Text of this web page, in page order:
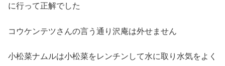
に行って正解でした
コウケンテツさんの言う通り沢庵は外せません
小松菜ナムルは小松菜をレンチンして水に取り水気をよく